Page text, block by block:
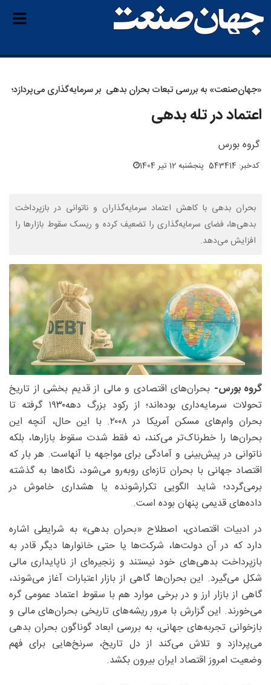
«جهان‌صنعت» به بررسی تبعات بحران بدهی بر سرمایه‌گذاری می‌پردازد؛
اعتماد در تله بدهی
گروه بورس
کدخبر: 543414 پنجشنبه 12 تیر 1404
بحران بدهی با کاهش اعتماد سرمایه‌گذاران و ناتوانی در بازپرداخت
بدهی‌ها، فضای سرمایه‌گذاری را تضعیف کرده و ریسک سقوط بازارها را
افزایش می‌دهد.
گروه بورس- بحران‌های اقتصادی و مالی از قدیم بخشی از تاریخ
تحولات سرمایه‌داری بوده‌اند؛ از رکود بزرگ دهه‌۱۹۳۰ گرفته تا
بحران وام‌های مسکن آمریکا در ۲۰۰۸. با این حال، آنچه این
بحران‌ها را خطرناک‌تر می‌کند، نه فقط شدت سقوط بازارها، بلکه
ناتوانی در پیش‌بینی و آمادگی برای مواجهه با آنهاست. هر بار که
اقتصاد جهانی با بحران تازه‌ای روبه‌رو می‌شود، نگاه‌ها به گذشته
برمی‌گردد؛ شاید الگویی تکرارشونده یا هشداری خاموش در
داده‌های قدیمی پنهان بوده است.
در ادبیات اقتصادی، اصطلاح «بحران بدهی» به شرایطی اشاره
دارد که در آن دولت‌ها، شرکت‌ها یا حتی خانوارها دیگر قادر به
بازپرداخت بدهی‌های خود نیستند و زنجیره‌ای از ناپایداری مالی
شکل می‌گیرد. این بحران‌ها گاهی از بازار اعتبارات آغاز می‌شوند،
گاهی از بازار ارز و در برخی موارد هم با سقوط اعتماد عمومی گره
می‌خورند. این گزارش با مرور ریشه‌های تاریخی بحران‌های مالی و
بازخوانی تجربه‌های جهانی، به بررسی ابعاد گوناگون بحران بدهی
می‌پردازد و تلاش می‌کند از دل تاریخ، سرنخ‌هایی برای فهم
وضعیت امروز اقتصاد ایران بیرون بکشد.